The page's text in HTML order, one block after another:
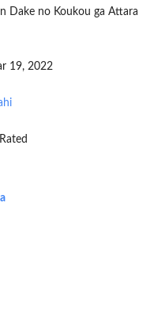
Dake no Koukou ga Attara
19, 2022